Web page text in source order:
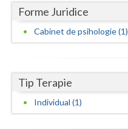
Hunedoara
Ialomita
Ilfov
Maramures
Forme Juridice
Cabinet de psihologie (1)
Tip Terapie
Individual (1)